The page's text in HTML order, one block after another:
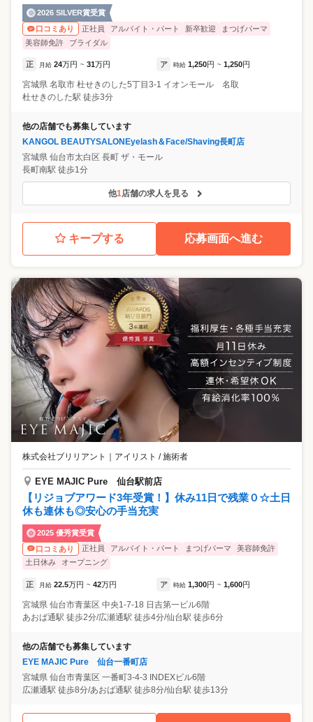
2026 SILVER賞受賞
口コミあり
正社員 アルバイト・パート 新卒歓迎
まつげパーマ
美容師免許
ブライダル
正 月給 24万円 ~ 31万円 ア 時給 1,250円 ~ 1,250円
宮城県 名取市 杜せきのした5丁目3-1 イオンモール 名取
杜せきのした駅 徒歩3分
他の店舗でも募集しています
KANGOL BEAUTYSALONEyelash＆Face/Shaving長町店
宮城県 仙台市太白区 長町 ザ・モール
長町南駅 徒歩1分
他1店舗の求人を見る
キープする 応募画面へ進む
株式会社ブリリアント ｜ アイリスト / 施術者
EYE MAJIC Pure 仙台駅前店
【リジョブアワード3年受賞！】休み11日で残業０☆土日
休も連休も◎安心の手当充実
2025 優秀賞受賞
口コミあり
正社員 アルバイト・パート まつげパーマ
美容師免許
土日休み
オープニング
正 月給 22.5万円 ~ 42万円 ア 時給 1,300円 ~ 1,600円
宮城県 仙台市青葉区 中央1-7-18 日吉第一ビル6階
あおば通駅 徒歩2分/広瀬通駅 徒歩4分/仙台駅 徒歩6分
他の店舗でも募集しています
EYE MAJIC Pure 仙台一番町店
宮城県 仙台市青葉区 一番町3-4-3 INDEXビル6階
広瀬通駅 徒歩8分/あおば通駅 徒歩8分/仙台駅 徒歩13分